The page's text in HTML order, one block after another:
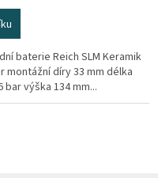
baterie Reich SLM Keramik
montážní díry 33 mm délka
bar výška 134 mm...